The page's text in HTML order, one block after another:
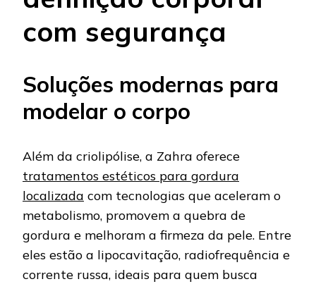
com segurança
Soluções modernas para
modelar o corpo
Além da criolipólise, a Zahra oferece
tratamentos estéticos para gordura
localizada com tecnologias que aceleram o
metabolismo, promovem a quebra de
gordura e melhoram a firmeza da pele. Entre
eles estão a lipocavitação, radiofrequência e
corrente russa, ideais para quem busca